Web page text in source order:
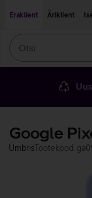
Eraklient
Äriklient
Google
ÜmbrisTootekood: